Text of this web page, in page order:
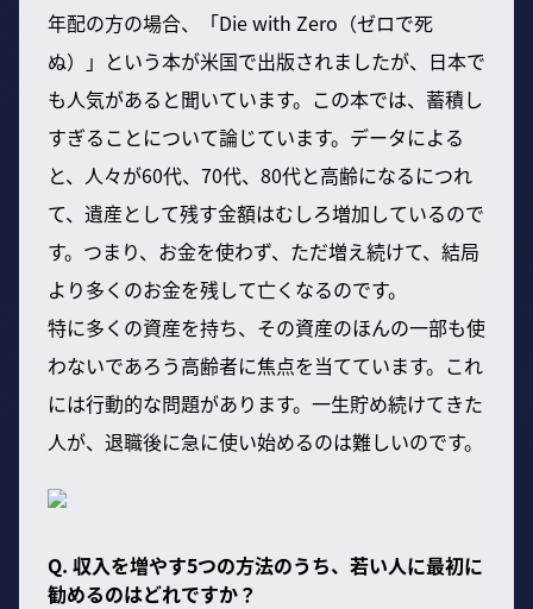
年配の方の場合、「Die with Zero（ゼロで死
ぬ）」という本が米国で出版されましたが、日本で
も人気があると聞いています。この本では、蓄積し
すぎることについて論じています。データによる
と、人々が60代、70代、80代と高齢になるにつれ
て、遺産として残す金額はむしろ増加しているので
す。つまり、お金を使わず、ただ増え続けて、結局
より多くのお金を残して亡くなるのです。
特に多くの資産を持ち、その資産のほんの一部も使
わないであろう高齢者に焦点を当てています。これ
には行動的な問題があります。一生貯め続けてきた
人が、退職後に急に使い始めるのは難しいのです。
Q. 収入を増やす5つの方法のうち、若い人に最初に
勧めるのはどれですか？